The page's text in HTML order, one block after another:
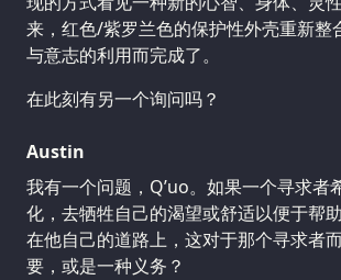
来，红色/紫罗兰色的保护性外壳重新整
与意志的利用而完成了。
在此刻有另一个询问吗？
Austin
我有一个问题，Q’uo。如果一个寻求者
化，去牺牲自己的渴望或舒适以便于帮
在他自己的道路上，这对于那个寻求者
要，或是一种义务？